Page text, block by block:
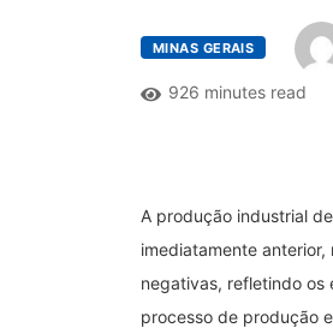
MINAS GERAIS
926 minutes read
A produção industrial
imediatamente
negativas, refletindo os
processo de produção